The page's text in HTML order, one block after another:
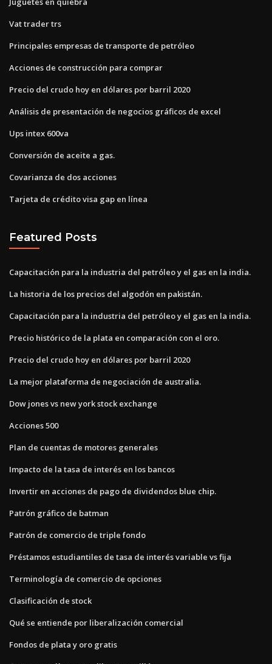
Vat trader trs
Principales empresas de transporte de petróleo
Acciones de construcción para comprar
Precio del crudo hoy en dólares por barril 2020
Análisis de presentación de negocios gráficos de excel
Ups intex 600va
Conversión de aceite a gas.
Covarianza de dos acciones
Tarjeta de crédito visa gap en línea
Featured Posts
Capacitación para la industria del petróleo y el gas en la india.
La historia de los precios del algodón en pakistán.
Capacitación para la industria del petróleo y el gas en la india.
Precio histórico de la plata en comparación con el oro.
Precio del crudo hoy en dólares por barril 2020
La mejor plataforma de negociación de australia.
Dow jones vs new york stock exchange
Acciones 500
Plan de cuentas de motores generales
Impacto de la tasa de interés en los bancos
Invertir en acciones de pago de dividendos blue chip.
Patrón gráfico de batman
Patrón de comercio de triple fondo
Préstamos estudiantiles de tasa de interés variable vs fija
Terminología de comercio de opciones
Clasificación de stock
Qué se entiende por liberalización comercial
Fondos de plata y oro gratis